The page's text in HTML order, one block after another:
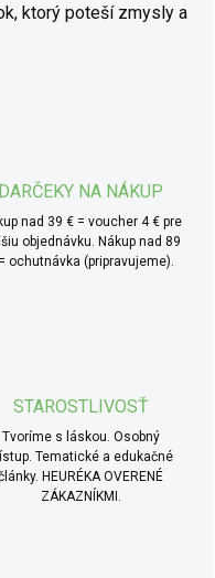
ktorý poteší zmysly a
DARČEKY NA NÁKUP
nad 39 € = voucher 4 € pre
objednávku. Nákup nad 89
ochutnávka (pripravujeme).
STAROSTLIVOSŤ
Tvoríme s láskou. Osobný
Tematické a edukačné
HEURÉKA OVERENÉ
ZÁKAZNÍKMI.